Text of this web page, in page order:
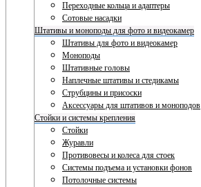
Переходные кольца и адаптеры
Сотовые насадки
Штативы и моноподы для фото и видеокамер
Штативы для фото и видеокамер
Моноподы
Штативные головы
Наплечные штативы и стедикамы
Струбцины и присоски
Аксессуары для штативов и моноподов
Стойки и системы крепления
Стойки
Журавли
Противовесы и колеса для стоек
Системы подъема и установки фонов
Потолочные системы